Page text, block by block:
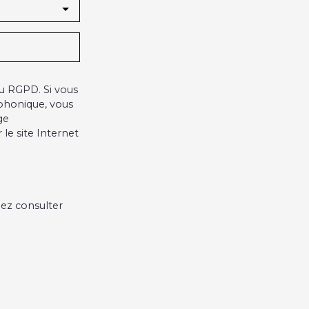
Si vous
vous
le site Internet
consulter